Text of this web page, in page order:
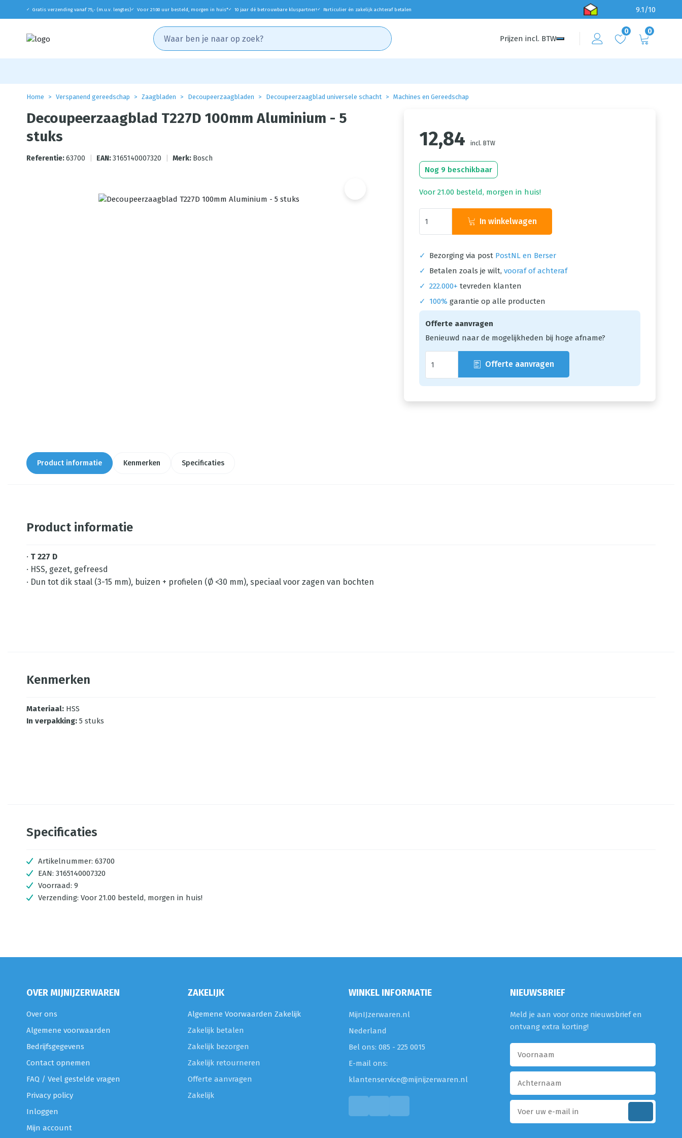
✓ Gratis verzending vanaf 75,- (m.u.v. lengtes)✓ Voor 21:00 uur besteld, morgen in huis*✓ 10 jaar dé betrouwbare kluspartner! ✓ Particulier én zakelijk achteraf betalen 9.1/10
Prijzen incl. BTW
0 0
Home Verspanend gereedschap Zaagbladen Decoupeerzaagbladen Decoupeerzaagblad universele schacht Machines en Gereedschap
Decoupeerzaagblad T227D 100mm Aluminium - 5
stuks
Referentie:63700 EAN:3165140007320 Merk: Bosch
12,84 incl. BTW
Nog 9 beschikbaar
Voor 21.00 besteld, morgen in huis!
In winkelwagen
✓ Bezorging via post PostNL en Berser
✓
Betalen zoals je wilt, vooraf of achteraf
✓ 222.000+ tevreden klanten
✓
100% garantie op alle producten
Offerte aanvragen
Benieuwd naar de mogelijkheden bij hoge afname?
Offerte aanvragen
Product informatie Kenmerken Specificaties
Product informatie
· T 227 D
· HSS, gezet, gefreesd
· Dun tot dik staal (3-15 mm), buizen + profielen (Ø <30 mm), speciaal voor zagen van bochten
Kenmerken
Materiaal: HSS
In verpakking: 5 stuks
Specificaties
Artikelnummer: 63700
EAN: 3165140007320
Voorraad: 9
Verzending: Voor 21.00 besteld, morgen in huis!
OVER MIJNIJZERWAREN
Over ons
Algemene voorwaarden
Bedrijfsgegevens
Contact opnemen
FAQ / Veel gestelde vragen
Privacy policy
Inloggen
Mijn account
ZAKELIJK
Algemene Voorwaarden Zakelijk
Zakelijk betalen
Zakelijk bezorgen
Zakelijk retourneren
Offerte aanvragen
Zakelijk
WINKEL INFORMATIE
MijnIJzerwaren.nl
Nederland
Bel ons: 085 - 225 0015
E-mail ons:
klantenservice@mijnijzerwaren.nl
NIEUWSBRIEF
Meld je aan voor onze nieuwsbrief en
ontvang extra korting!